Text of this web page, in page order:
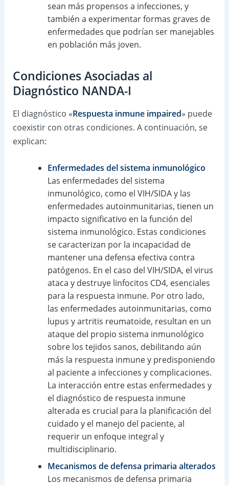
sean más propensos a infecciones, y
también a experimentar formas graves de
enfermedades que podrían ser manejables
en población más joven.
Condiciones Asociadas al
Diagnóstico NANDA-I
El diagnóstico «Respuesta inmune impaired» puede
coexistir con otras condiciones. A continuación, se
explican:
Enfermedades del sistema inmunológico
Las enfermedades del sistema
inmunológico, como el VIH/SIDA y las
enfermedades autoinmunitarias, tienen un
impacto significativo en la función del
sistema inmunológico. Estas condiciones
se caracterizan por la incapacidad de
mantener una defensa efectiva contra
patógenos. En el caso del VIH/SIDA, el virus
ataca y destruye linfocitos CD4, esenciales
para la respuesta inmune. Por otro lado,
las enfermedades autoinmunitarias, como
lupus y artritis reumatoide, resultan en un
ataque del propio sistema inmunológico
sobre los tejidos sanos, debilitando aún
más la respuesta inmune y predisponiendo
al paciente a infecciones y complicaciones.
La interacción entre estas enfermedades y
el diagnóstico de respuesta inmune
alterada es crucial para la planificación del
cuidado y el manejo del paciente, al
requerir un enfoque integral y
multidisciplinario.
Mecanismos de defensa primaria alterados
Los mecanismos de defensa primaria